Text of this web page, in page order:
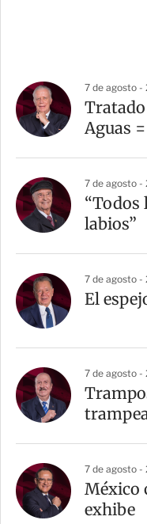
7 de agosto -
Aguas
7 de agosto -
“Todos
labios”
7 de agosto -
El
7 de agosto -
7 de agosto -
México
exhibe